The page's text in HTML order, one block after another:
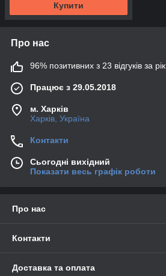
Купити
Про нас
96% позитивних з 23 відгуків за рік
Працює з 29.05.2018
м. Харків
Харків, Україна
Контакти
Сьогодні вихідний
Показати весь графік роботи
Про нас
Контакти
Доставка та оплата